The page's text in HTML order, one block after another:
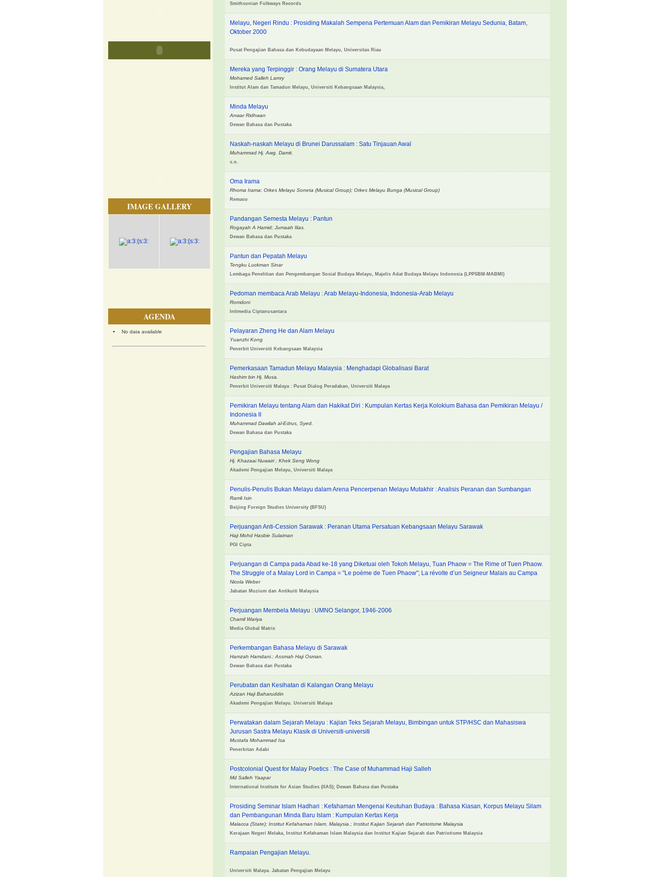
IMAGE GALLERY
AGENDA
No data available
Smithsonian Folkways Records
Melayu, Negeri Rindu : Prosiding Makalah Sempena Pertemuan Alam dan Pemikiran Melayu Sedunia, Batam,
Oktober 2000
Pusat Pengajian Bahasa dan Kebudayaan Melayu, Universitas Riau
Mereka yang Terpinggir : Orang Melayu di Sumatera Utara
Mohamed Salleh Lamry
Institut Alam dan Tamadun Melayu, Universiti Kebangsaan Malaysia,
Minda Melayu
Anwar Ridhwan
Dewan Bahasa dan Pustaka
Naskah-naskah Melayu di Brunei Darussalam : Satu Tinjauan Awal
Muhammad Hj. Awg. Damit.
s.n.
Oma Irama
Rhoma Irama; Orkes Melayu Soneta (Musical Group); Orkes Melayu Bunga (Musical Group)
Remaco
Pandangan Semesta Melayu : Pantun
Rogayah A Hamid; Jumaah Ilias.
Dewan Bahasa dan Pustaka
Pantun dan Pepatah Melayu
Tengku Luckman Sinar
Lembaga Penelitian dan Pengembangan Sosial Budaya Melayu, Majelis Adat Budaya Melayu Indonesia (LPPSBM-MABMI)
Pedoman membaca Arab Melayu : Arab Melayu-Indonesia, Indonesia-Arab Melayu
Romdoni
Intimedia Ciptanusantara
Pelayaran Zheng He dan Alam Melayu
Yuanzhi Kong
Penerbit Universiti Kebangsaan Malaysia
Pemerkasaan Tamadun Melayu Malaysia : Menghadapi Globalisasi Barat
Hashim bin Hj. Musa.
Penerbit Universiti Malaya : Pusat Dialog Peradaban, Universiti Malaya
Pemikiran Melayu tentang Alam dan Hakikat Diri : Kumpulan Kertas Kerja Kolokium Bahasa dan Pemikiran Melayu /
Indonesia II
Muhammad Dawilah al-Edrus, Syed.
Dewan Bahasa dan Pustaka
Pengajian Bahasa Melayu
Hj. Khazaai Nuwairi ; Khek Seng Wong
Akademi Pengajian Melayu, Universiti Malaya
Penulis-Penulis Bukan Melayu dalam Arena Pencerpenan Melayu Mutakhir : Analisis Peranan dan Sumbangan
Ramli Isin
Beijing Foreign Studies University (BFSU)
Perjuangan Anti-Cession Sarawak : Peranan Utama Persatuan Kebangsaan Melayu Sarawak
Haji Mohd Hasbie Sulaiman
PGI Cipta
Perjuangan di Campa pada Abad ke-18 yang Diketuai oleh Tokoh Melayu, Tuan Phaow = The Rime of Tuen Phaow.
The Struggle of a Malay Lord in Campa = "Le poème de Tuen Phaow"; La révolte d’un Seigneur Malais au Campa
Nicola Weber
Jabatan Muzium dan Antikuiti Malaysia
Perjuangan Membela Melayu : UMNO Selangor, 1946-2006
Chamil Wariya
Media Global Matrix
Perkembangan Bahasa Melayu di Sarawak
Hamzah Hamdani.; Assmah Haji Osman.
Dewan Bahasa dan Pustaka
Perubatan dan Kesihatan di Kalangan Orang Melayu
Azizan Haji Baharuddin
Akademi Pengajian Melayu. Universiti Malaya
Perwatakan dalam Sejarah Melayu : Kajian Teks Sejarah Melayu, Bimbingan untuk STP/HSC dan Mahasiswa
Jurusan Sastra Melayu Klasik di Universiti-universiti
Mustafa Mohammad Isa
Penerbitan Adabi
Postcolonial Quest for Malay Poetics : The Case of Muhammad Haji Salleh
Md Salleh Yaapar
International Institute for Asian Studies (IIAS); Dewan Bahasa dan Pustaka
Prosiding Seminar Islam Hadhari : Kefahaman Mengenai Keutuhan Budaya : Bahasa Kiasan, Korpus Melayu Silam
dan Pembangunan Minda Baru Islam : Kumpulan Kertas Kerja
Malacca (State); Institut Kefahaman Islam, Malaysia.; Institut Kajian Sejarah dan Patriotisme Malaysia
Kerajaan Negeri Melaka, Institut Kefahaman Islam Malaysia dan Institut Kajian Sejarah dan Patriotisme Malaysia
Rampaian Pengajian Melayu.
Universiti Malaya. Jabatan Pengajian Melayu